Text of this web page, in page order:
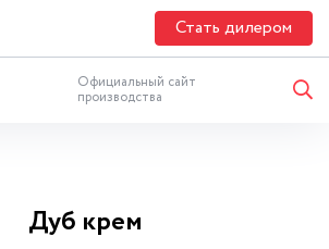
Стать дилером
Официальный сайт
производства
Дуб крем